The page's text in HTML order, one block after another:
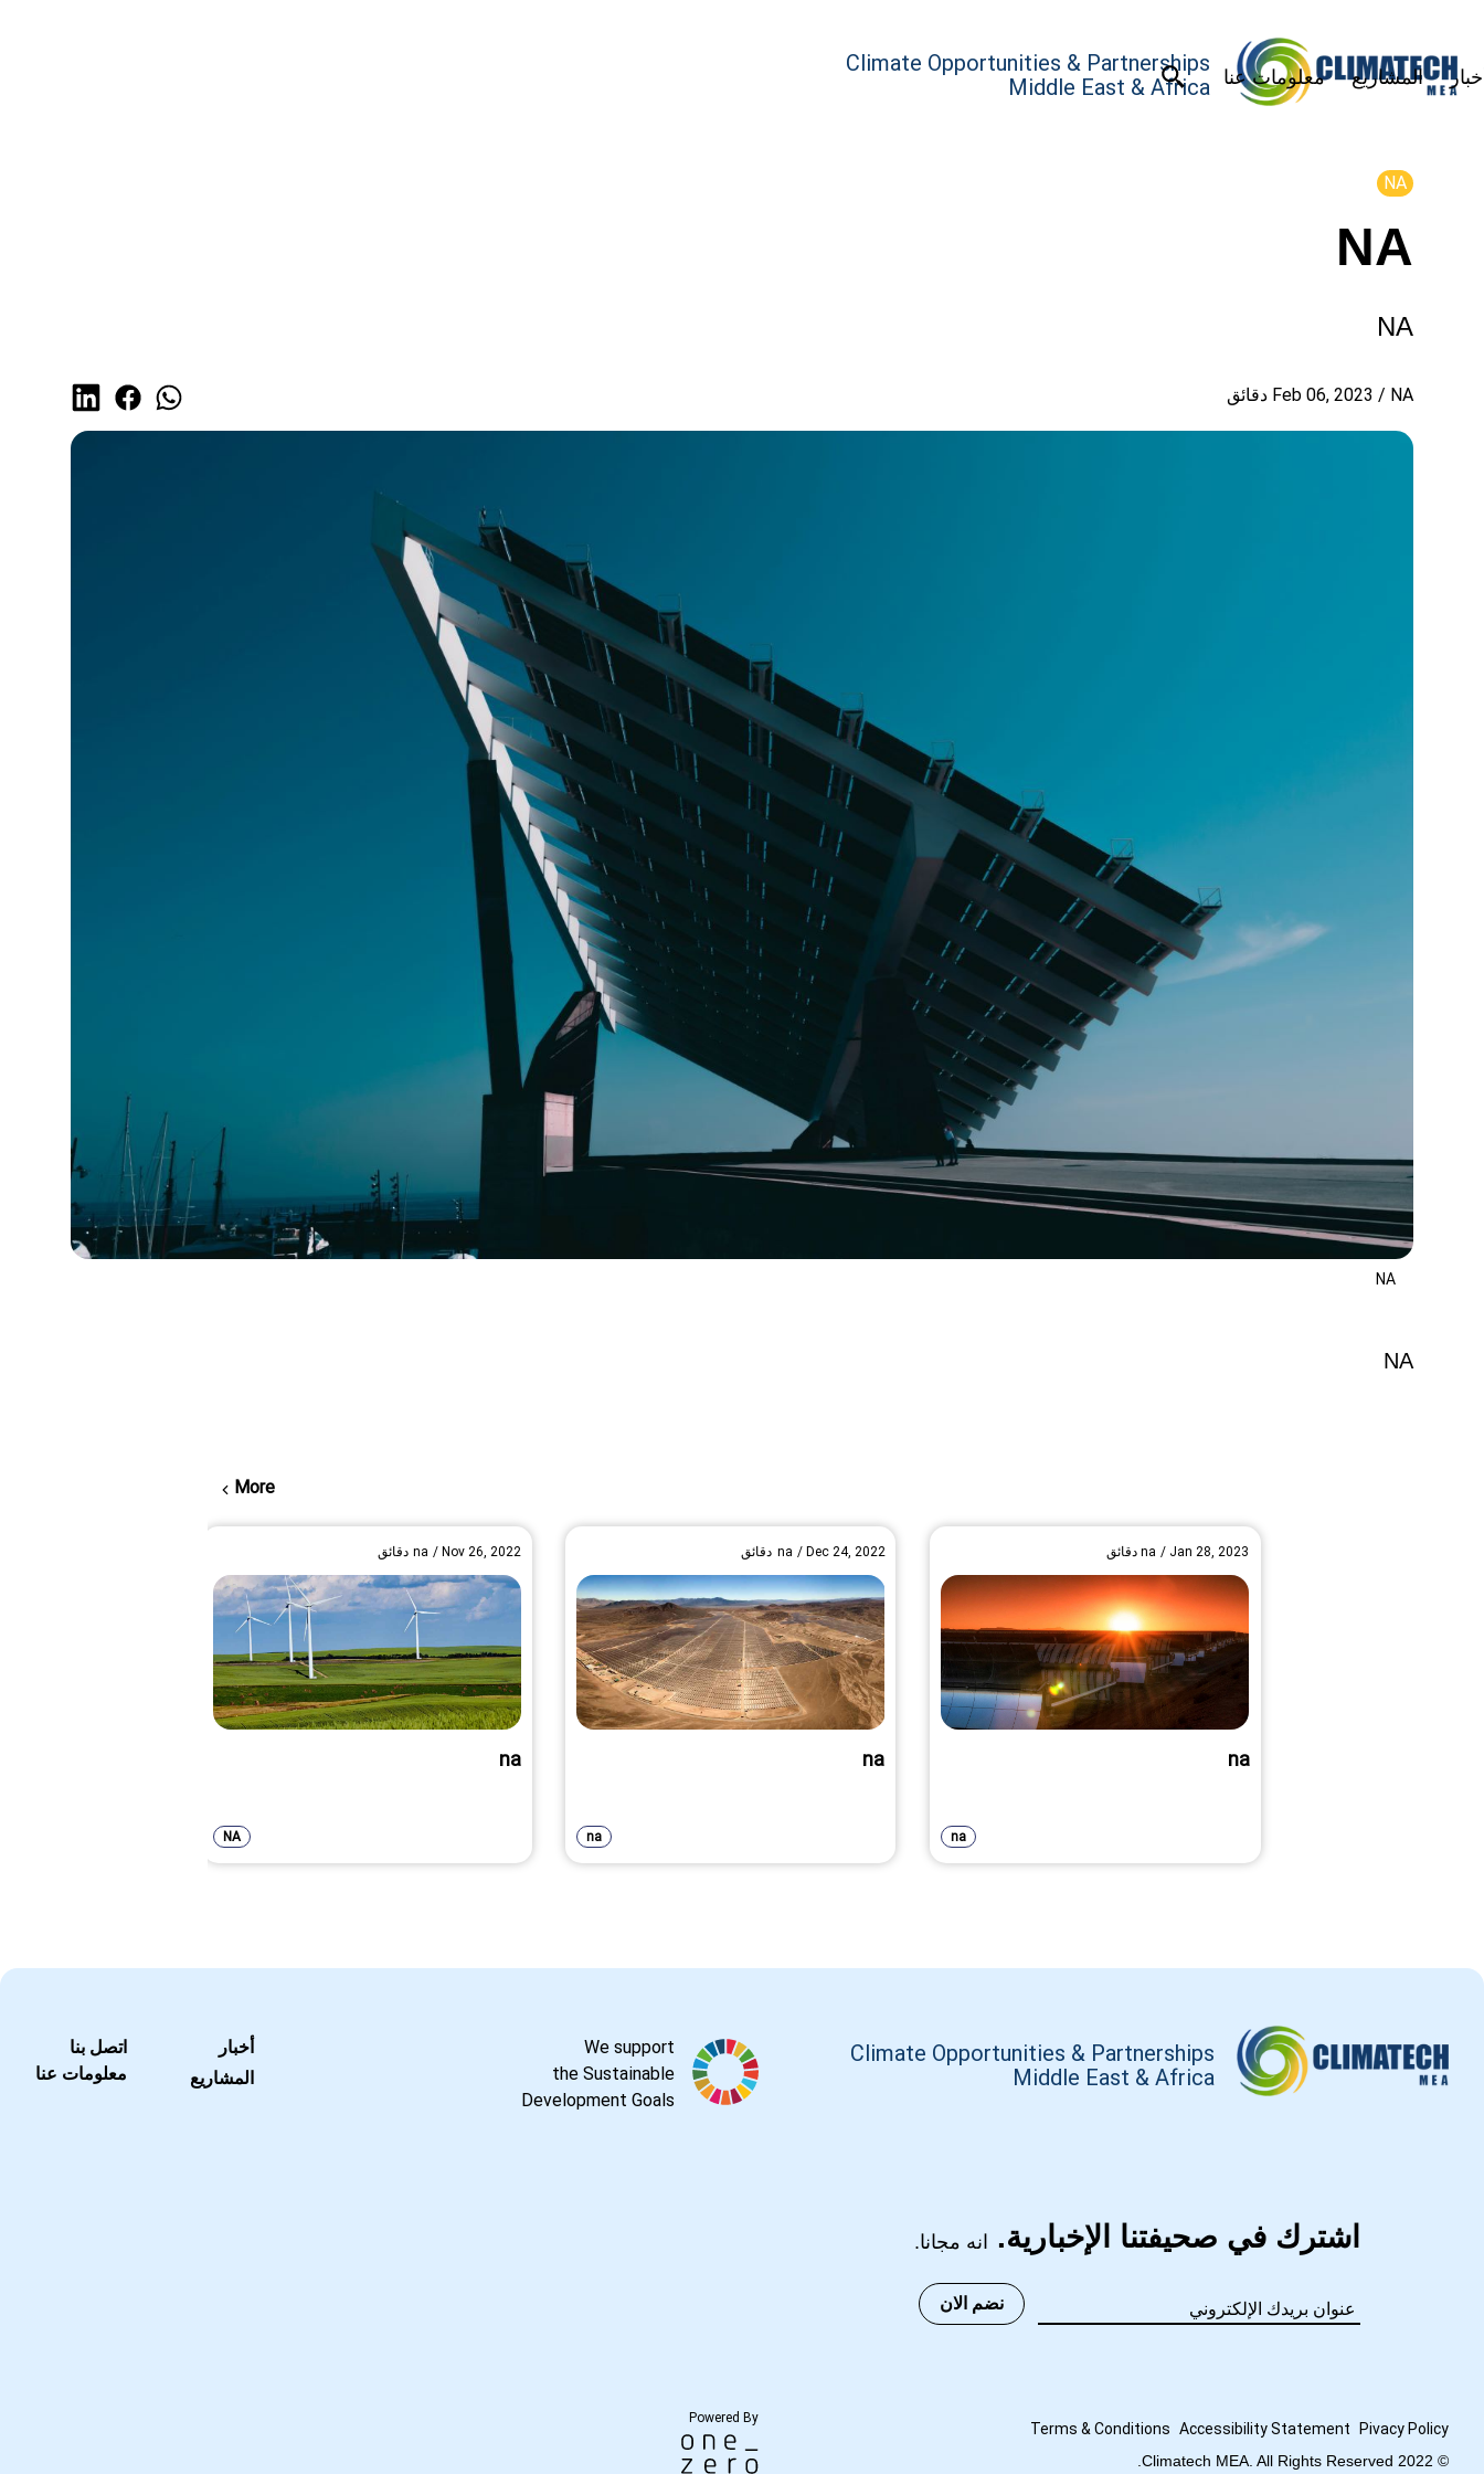
Climate Opportunities & Partnerships
Middle East & Africa
المشاريع معلومات عنا
NA
NA
NA
Feb 06, 2023 / NA دقائق
NA
NA
More
Jan 28, 2023
/
na دقائق
na
na
Dec 24, 2022
/
na دقائق
na
na
Nov 26, 2022
/
na دقائق
na
NA
Climate Opportunities & Partnerships
Middle East & Africa
اشترك في صحيفتنا الإخبارية. انه مجانا.
نضم الان
Pivacy Policy
Accessibility Statement
Terms & Conditions
© 2022 Climatech MEA. All Rights Reserved.
We support
the Sustainable
Development Goals
Powered By
أخبار
المشاريع
اتصل بنا
معلومات عنا